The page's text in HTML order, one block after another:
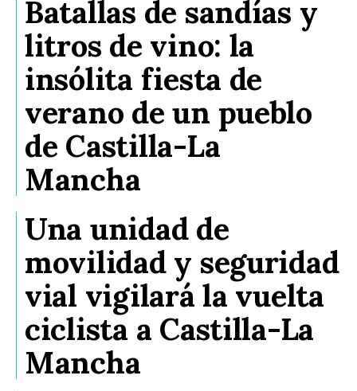
Batallas de sandías y
litros de vino: la
insólita fiesta de
verano de un pueblo
de Castilla-La
Mancha
Una unidad de
movilidad y seguridad
vial vigilará la vuelta
ciclista a Castilla-La
Mancha